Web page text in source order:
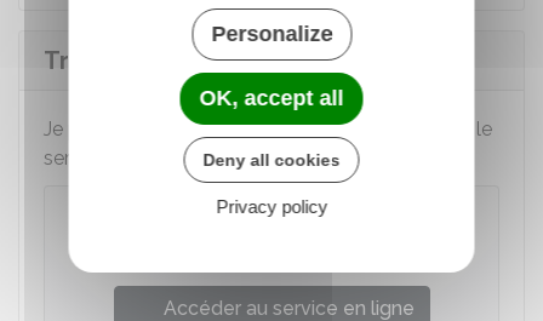
Transfert du courrier
Je peux faire réexpédier mon courrier en utilisant le
service payant de La Poste :
Faire suivre son courrier en cas de
Accéder au service en ligne
Personalize
OK, accept all
Deny all cookies
Privacy policy